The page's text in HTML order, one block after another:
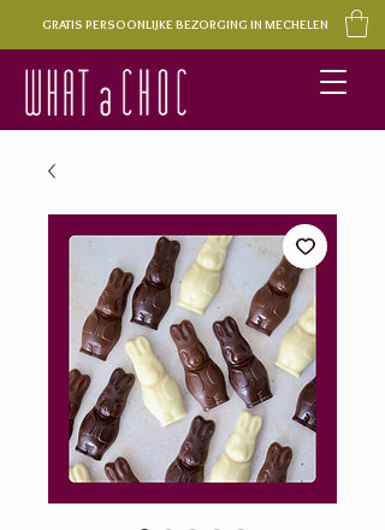
GRATIS PERSOONLIJKE BEZORGING IN MECHELEN